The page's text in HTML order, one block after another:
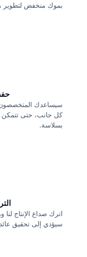
بموك منخفض لتطوير
سيساعدك المتخصصون
كل جانب، حتى تتمكن
بسلاسة.
اترك صداع الإنتاج
سيؤدي إلى تحقيق عائد